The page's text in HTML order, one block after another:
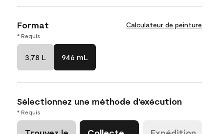
Format Calculateur de peinture
* Requis
3,78 L 946 mL
Sélectionnez une méthode d’exécution
* Requis